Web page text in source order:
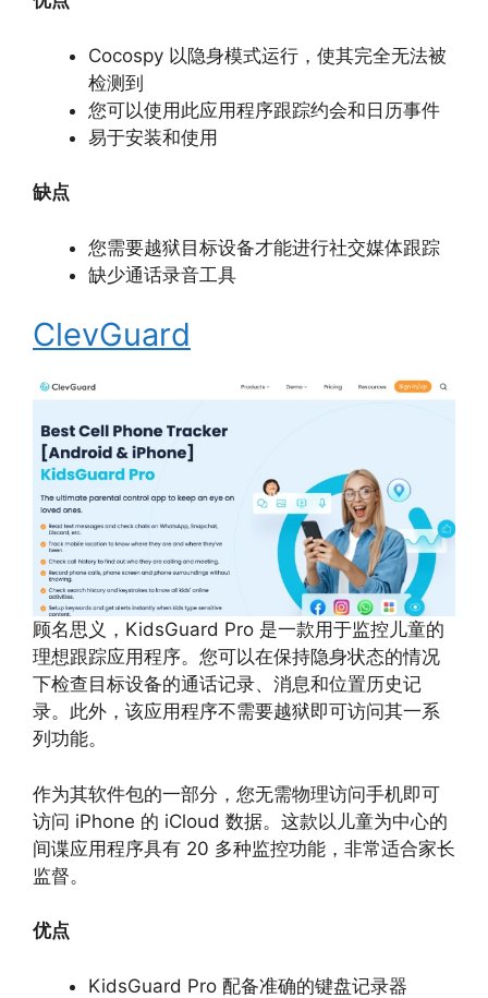
Cocospy 以隐身模式运行，使其完全无法被
检测到
您可以使用此应用程序跟踪约会和日历事件
易于安装和使用
缺点
您需要越狱目标设备才能进行社交媒体跟踪
缺少通话录音工具
ClevGuard
顾名思义，KidsGuard Pro 是一款用于监控儿童的
理想跟踪应用程序。您可以在保持隐身状态的情况
下检查目标设备的通话记录、消息和位置历史记
录。此外，该应用程序不需要越狱即可访问其一系
列功能。
作为其软件包的一部分，您无需物理访问手机即可
访问 iPhone 的 iCloud 数据。这款以儿童为中心的
间谍应用程序具有 20 多种监控功能，非常适合家长
监督。
优点
KidsGuard Pro 配备准确的键盘记录器